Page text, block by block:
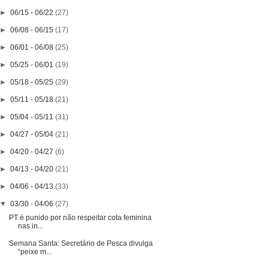
►06/15 - 06/22(27)
►06/08 - 06/15(17)
►06/01 - 06/08(25)
►05/25 - 06/01(19)
►05/18 - 05/25(29)
►05/11 - 05/18(21)
►05/04 - 05/11(31)
►04/27 - 05/04(21)
►04/20 - 04/27(6)
►04/13 - 04/20(21)
►04/06 - 04/13(33)
▼03/30 - 04/06(27)
PT é punido por não respeitar cota feminina
nas in...
Semana Santa: Secretário de Pesca divulga
“peixe m...